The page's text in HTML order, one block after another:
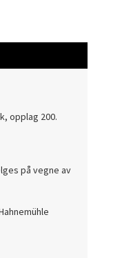
opplag 200.
på vegne av